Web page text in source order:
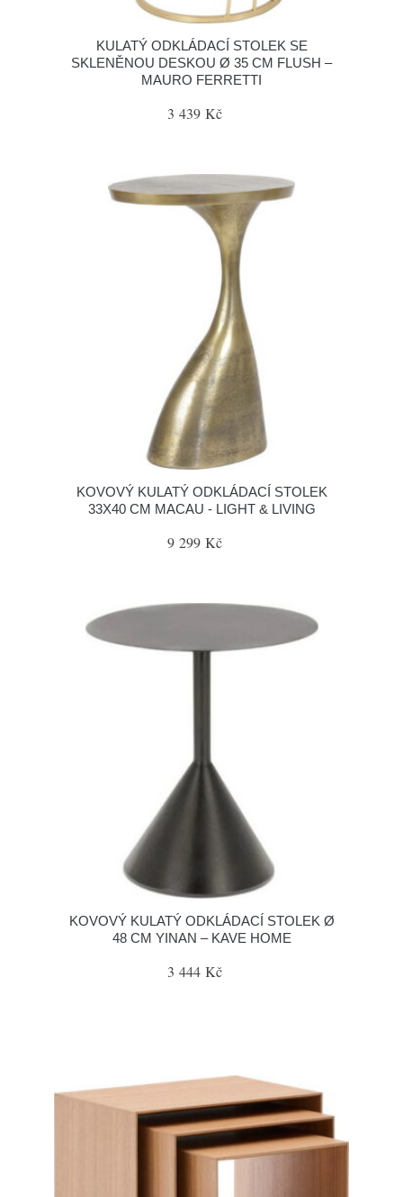
KULATÝ ODKLÁDACÍ STOLEK SE
SKLENĚNOU DESKOU Ø 35 CM FLUSH –
MAURO FERRETTI
3 439 Kč
KOVOVÝ KULATÝ ODKLÁDACÍ STOLEK
33X40 CM MACAU - LIGHT & LIVING
9 299 Kč
KOVOVÝ KULATÝ ODKLÁDACÍ STOLEK Ø
48 CM YINAN – KAVE HOME
3 444 Kč